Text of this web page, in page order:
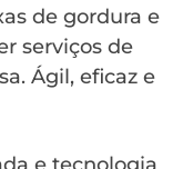
de gordura e
serviços de
Ágil, eficaz e